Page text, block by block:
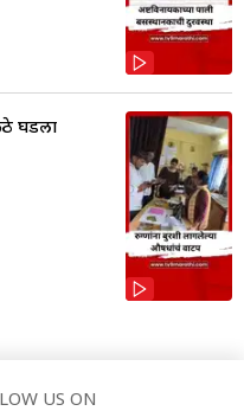
घडला
US ON